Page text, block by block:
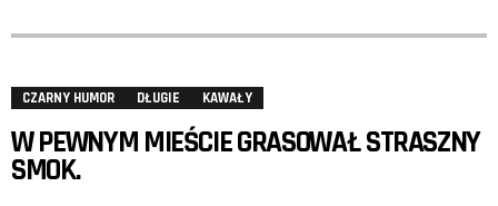
CZARNY HUMOR DŁUGIE KAWAŁY
W PEWNYM MIEŚCIE GRASOWAŁ STRASZNY
SMOK.